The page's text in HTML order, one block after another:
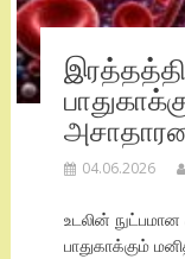
04.06.2026
உடலின்
பாதுகாக்கும்